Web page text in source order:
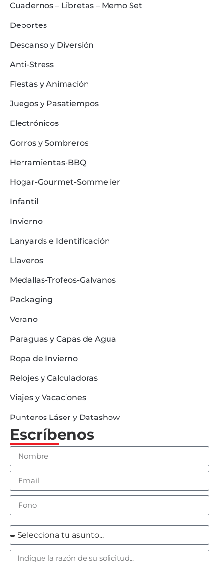
Cuadernos – Libretas – Memo Set
Deportes
Descanso y Diversión
Anti-Stress
Fiestas y Animación
Juegos y Pasatiempos
Electrónicos
Gorros y Sombreros
Herramientas-BBQ
Hogar-Gourmet-Sommelier
Infantil
Invierno
Lanyards e Identificación
Llaveros
Medallas-Trofeos-Galvanos
Packaging
Verano
Paraguas y Capas de Agua
Ropa de Invierno
Relojes y Calculadoras
Viajes y Vacaciones
Punteros Láser y Datashow
Escríbenos